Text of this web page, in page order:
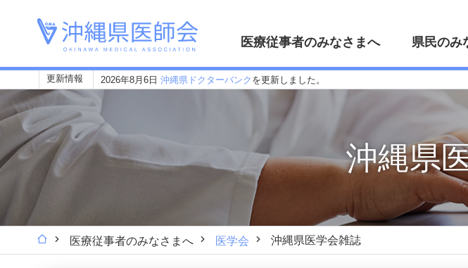
医療従事者のみなさまへ 県民のみ
更新情報 2026年8月6日 沖縄県ドクターバンク を更新しました。
沖縄県
医療従事者のみなさまへ 医学会 沖縄県医学会雑誌